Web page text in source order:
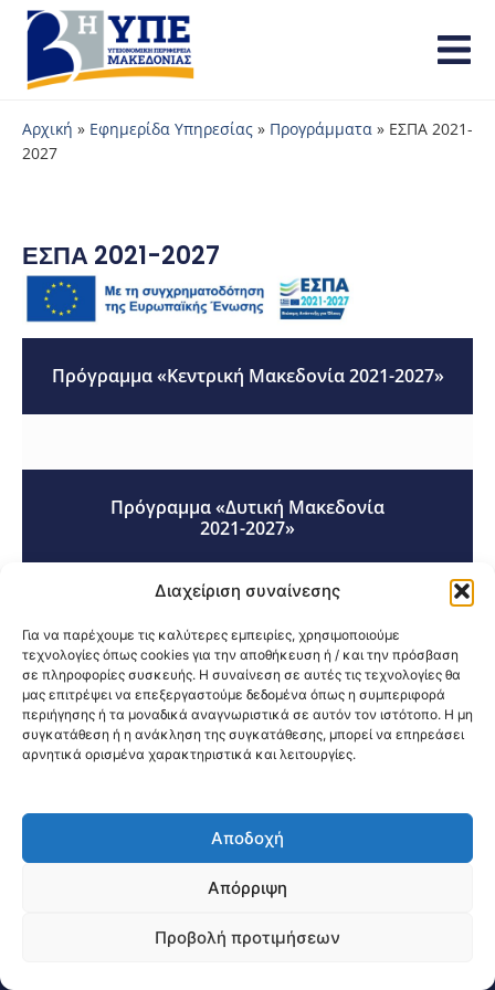
Διαχείριση συναίνεσης
Για να παρέχουμε τις καλύτερες εμπειρίες, χρησιμοποιούμε
τεχνολογίες όπως cookies για την αποθήκευση ή / και την πρόσβαση
σε πληροφορίες συσκευής. Η συναίνεση σε αυτές τις τεχνολογίες θα
μας επιτρέψει να επεξεργαστούμε δεδομένα όπως η συμπεριφορά
περιήγησης ή τα μοναδικά αναγνωριστικά σε αυτόν τον ιστότοπο. Η μη
συγκατάθεση ή η ανάκληση της συγκατάθεσης, μπορεί να επηρεάσει
αρνητικά ορισμένα χαρακτηριστικά και λειτουργίες.
Αποδοχή
Απόρριψη
Προβολή προτιμήσεων
Αρχική » Εφημερίδα Υπηρεσίας » Προγράμματα » ΕΣΠΑ 2021-
2027
ΕΣΠΑ 2021-2027
Πρόγραμμα «Κεντρική Μακεδονία 2021-2027»
Πρόγραμμα «Δυτική Μακεδονία
2021-2027»
Κοινοποίηση:
@2026 3ype.gr All rights reserved
Θεσσαλονίκη, ΕλλάδαΤηλ: +30 2311 226 200
04219 Website Visits: 1587337